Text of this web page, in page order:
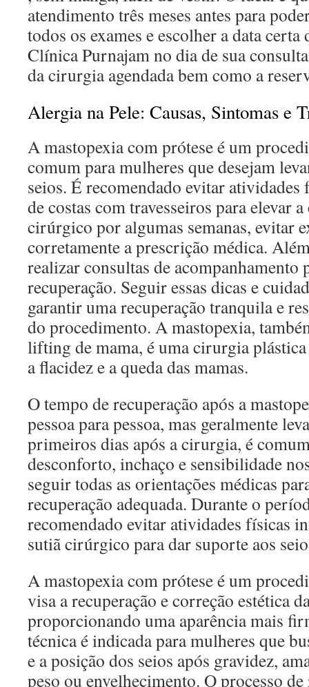
atendimento três meses antes para
todos os exames e escolher a data
Clínica Purnajam no dia de sua
da cirurgia agendada bem como a
Alergia na Pele: Causas, Sintomas e
A mastopexia com prótese é um
comum para mulheres que desejam
seios. É recomendado evitar
de costas com travesseiros para elevar
cirúrgico por algumas semanas, evitar
corretamente a prescrição médica.
realizar consultas de acompanhamento
recuperação. Seguir essas dicas e
garantir uma recuperação tranquila e
do procedimento. A mastopexia,
lifting de mama, é uma cirurgia
a flacidez e a queda das mamas.
O tempo de recuperação após a
pessoa para pessoa, mas geralmente
primeiros dias após a cirurgia, é
desconforto, inchaço e sensibilidade
seguir todas as orientações médicas
recuperação adequada. Durante o
recomendado evitar atividades físicas
sutiã cirúrgico para dar suporte aos
A mastopexia com prótese é um
visa a recuperação e correção estética
proporcionando uma aparência mais
técnica é indicada para mulheres que
e a posição dos seios após gravidez,
peso ou envelhecimento. O processo